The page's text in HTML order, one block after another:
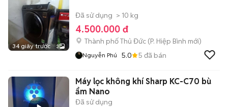
34 giây trước 3
Đã sử dụng > 10 kg
4.500.000 đ
Thành phố Thủ Đức (P. Hiệp Bình mới)
Nguyễn Phú 5.0 5 đã bán
Máy lọc không khí Sharp KC-C70 bù
ẩm Nano
Đã sử dụng